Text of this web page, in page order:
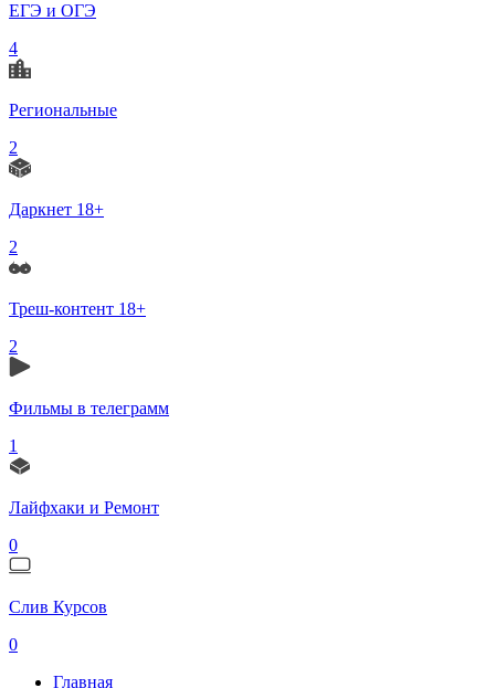
ЕГЭ и ОГЭ
4
Региональные
2
Даркнет 18+
2
Треш-контент 18+
2
Фильмы в телеграмм
1
Лайфхаки и Ремонт
0
Слив Курсов
0
Главная